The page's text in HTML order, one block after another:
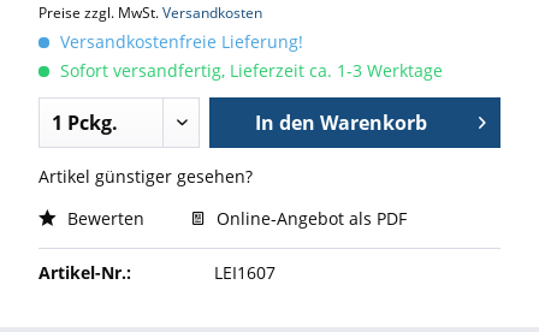
Preise zzgl. MwSt.Versandkosten
Versandkostenfreie Lieferung!
Sofort versandfertig, Lieferzeit ca. 1-3 Werktage
In den Warenkorb
Artikel günstiger gesehen?
Bewerten
Online-Angebot als PDF
Artikel-Nr.: LEI1607